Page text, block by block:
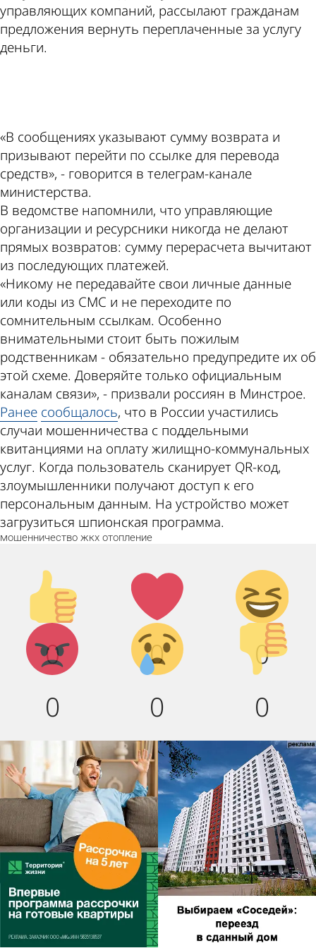
управляющих компаний, рассылают гражданам
предложения вернуть переплаченные за услугу
деньги.
«В сообщениях указывают сумму возврата и
призывают перейти по ссылке для перевода
средств», - говорится в телеграм-канале
министерства.
В ведомстве напомнили, что управляющие
организации и ресурсники никогда не делают
прямых возвратов: сумму перерасчета вычитают
из последующих платежей.
«Никому не передавайте свои личные данные
или коды из СМС и не переходите по
сомнительным ссылкам. Особенно
внимательными стоит быть пожилым
родственникам - обязательно предупредите их об
этой схеме. Доверяйте только официальным
каналам связи», - призвали россиян в Минстрое.
Ранее сообщалось, что в России участились
случаи мошенничества с поддельными
квитанциями на оплату жилищно-коммунальных
услуг. Когда пользователь сканирует QR-код,
злоумышленники получают доступ к его
персональным данным. На устройство может
загрузиться шпионская программа.
мошенничество жкх отопление
Палец
вверх!
0
Лайк!
0
Дикий
смех!
0
Агрессия!
0
Грусть :(
0
Палец
вниз!
0